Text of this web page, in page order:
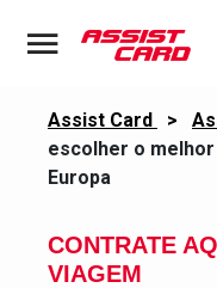
Assist Card >
escolher o
Europa
CONTRATE
VIAGEM